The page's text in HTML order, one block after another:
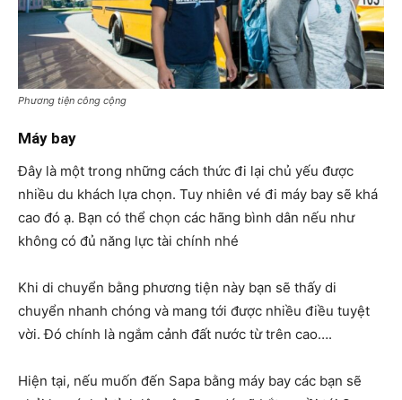
Phương tiện công cộng
Máy bay
Đây là một trong những cách thức đi lại chủ yếu được
nhiều du khách lựa chọn. Tuy nhiên vé đi máy bay sẽ khá
cao đó ạ. Bạn có thể chọn các hãng bình dân nếu như
không có đủ năng lực tài chính nhé
Khi di chuyển bằng phương tiện này bạn sẽ thấy di
chuyển nhanh chóng và mang tới được nhiều điều tuyệt
vời. Đó chính là ngắm cảnh đất nước từ trên cao….
Hiện tại, nếu muốn đến Sapa bằng máy bay các bạn sẽ